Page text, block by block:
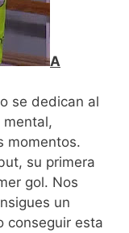
A
se dedican al
momentos.
su primera
gol. Nos
un
conseguir esta